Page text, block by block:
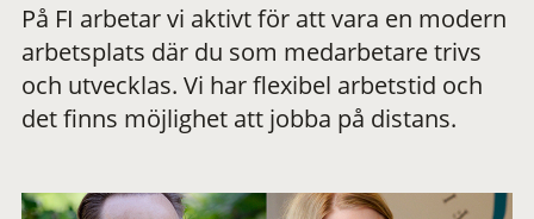
meningsfull och
flexibel
På FI arbetar vi aktivt för att vara en modern
arbetsplats där du som medarbetare trivs
och utvecklas. Vi har flexibel arbetstid och
det finns möjlighet att jobba på distans.